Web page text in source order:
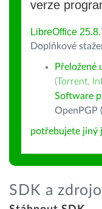
verze
LibreOffice
Doplňkové
Přeložené
(Torrent,
Software
OpenPGP
potřebujete jiný
SDK a